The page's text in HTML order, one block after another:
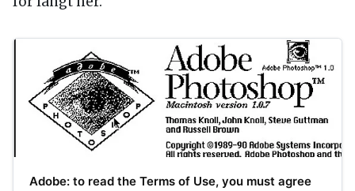
Adobe: to read the Terms of Use, you must agree